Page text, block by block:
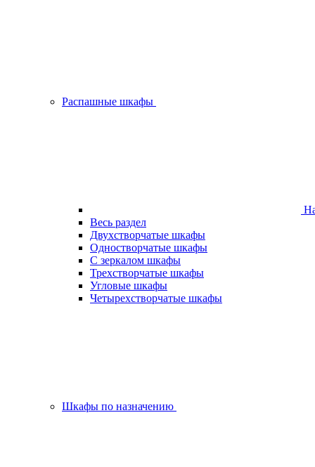
Распашные шкафы
Весь раздел
Двухстворчатые шкафы
Одностворчатые шкафы
С зеркалом шкафы
Трехстворчатые шкафы
Угловые шкафы
Четырехстворчатые шкафы
Шкафы по назначению